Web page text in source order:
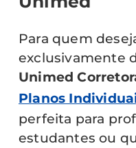
Para quem
exclusivamente
Unimed
Planos
perfeita para
estudantes ou